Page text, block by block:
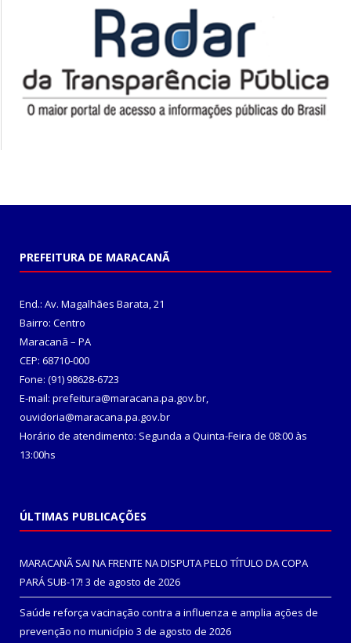
PREFEITURA DE MARACANÃ
End.: Av. Magalhães Barata, 21
Bairro: Centro
Maracanã – PA
CEP: 68710-000
Fone: (91) 98628-6723
E-mail: prefeitura@maracana.pa.gov.br,
ouvidoria@maracana.pa.gov.br
Horário de atendimento: Segunda a Quinta-Feira de 08:00 às
13:00hs
ÚLTIMAS PUBLICAÇÕES
MARACANÃ SAI NA FRENTE NA DISPUTA PELO TÍTULO DA COPA
PARÁ SUB-17! 3 de agosto de 2026
Saúde reforça vacinação contra a influenza e amplia ações de
prevenção no município 3 de agosto de 2026